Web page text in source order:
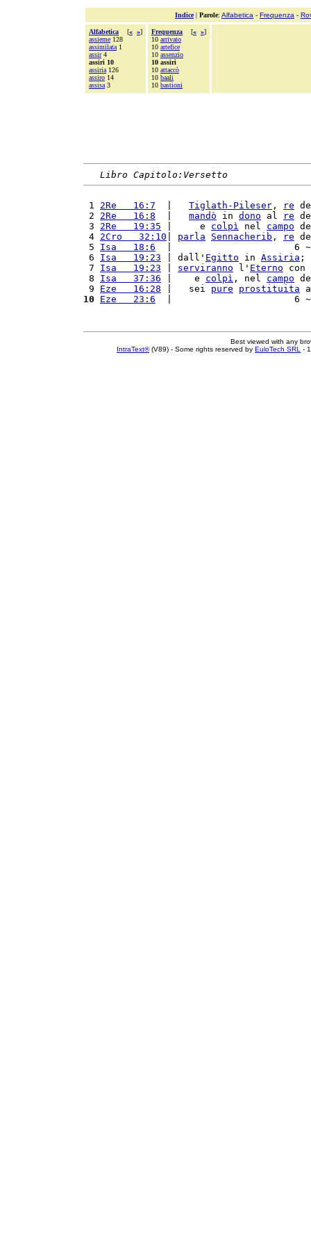
Indice| Parole: Alfabetica - Frequenza -
Alfabetica [« »]
assieme 128
assimilata 1
assir4
assiri 10
assiria 126
assiro 14
assisa 3
Frequenza [« »]
10 arrivato
10 artefice
10 assenzio
10 assiri
10 attaccò
10 baali
10 bastioni
Libro Capitolo:Versetto
1 2Re   16:7 Tiglath-Pileser , re
2 2Re   16:8 mandò in dono al re
3 2Re   19:35 |     e colpì nel campo
4 2Cro   32:10 parla Sennacherib , re
5 Isa   18:6
|                      6
6 Isa   19:23 | dall' Egitto in Assiria ;
7 Isa   19:23 serviranno l' Eterno
8 Isa   37:36 |    e colpì , nel campo
9 Eze   16:28 |   sei pure prostituita
10
Eze   23:6
|                      6
Best viewed with any
IntraText®(V89) - Some rights reserved by EuloTech SRL -